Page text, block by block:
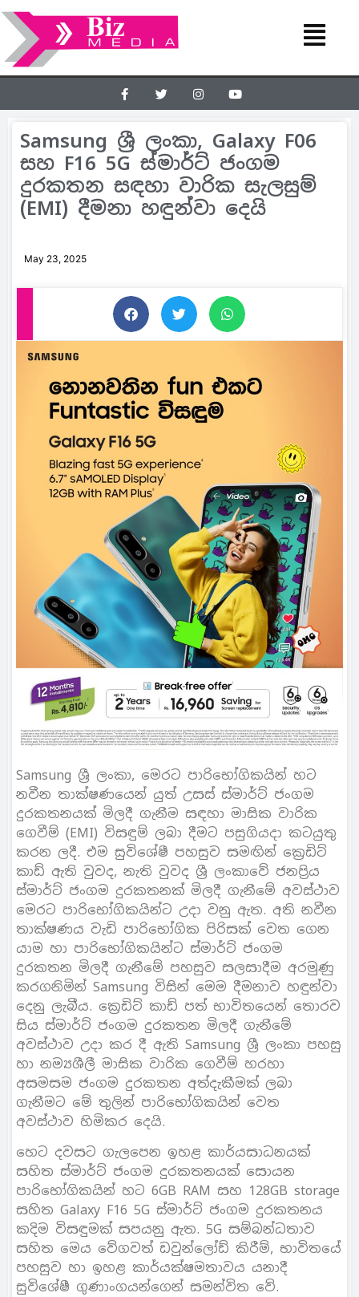
Samsung ශ්‍රී ලංකා, Galaxy F06
සහ F16 5G ස්මාර්ට් ජංගම
දුරකතන සඳහා වාරික සැලසුම්
(EMI) දීමනා හඳුන්වා දෙයි
May 23, 2025
Samsung ශ්‍රී ලංකා, මෙරට පාරිභෝගිකයින් හට
නවීන තාක්ෂණයෙන් යුත් උසස් ස්මාර්ට් ජංගම
දුරකතනයක් මිලදී ගැනීම සඳහා මාසික වාරික
ගෙවීම් (EMI) විසඳුම් ලබා දීමට පසුගියදා කටයුතු
කරන ලදී. එම සුවිශේෂී පහසුව සමඟින් ක්‍රෙඩිට්
කාඩ් ඇති වුවද, නැති වුවද ශ්‍රී ලංකාවේ ජනප්‍රිය
ස්මාර්ට් ජංගම දුරකතනක් මිලදී ගැනීමේ අවස්ථාව
මෙරට පාරිභෝගිකයින්ට උදා වනු ඇත. අති නවීන
තාක්ෂණය වැඩි පාරිභෝගික පිරිසක් වෙත ගෙන
යාම හා පාරිභෝගිකයින්ට ස්මාර්ට් ජංගම
දුරකතන මිලදී ගැනීමේ පහසුව සලසාදීම අරමුණු
කරගනිමින් Samsung විසින් මෙම දීමනාව හඳුන්වා
දෙනු ලැබීය. ක්‍රෙඩිට් කාඩ් පත් භාවිතයෙන් තොරව
සිය ස්මාර්ට් ජංගම දුරකතන මිලදී ගැනීමේ
අවස්ථාව උදා කර දී ඇති Samsung ශ්‍රී ලංකා පහසු
හා නම්‍යශීලී මාසික වාරික ගෙවීම් හරහා
අසමසම ජංගම දුරකතන අත්දැකීමක් ලබා
ගැනීමට මේ තුලින් පාරිභෝගිකයින් වෙත
අවස්ථාව හිමිකර දෙයි.
හෙට දවසට ගැලපෙන ඉහළ කාර්යසාධනයක්
සහිත ස්මාර්ට් ජංගම දුරකතනයක් සොයන
පාරිභෝගිකයින් හට 6GB RAM සහ 128GB storage
සහිත Galaxy F16 5G ස්මාර්ට් ජංගම දුරකතනය
කදිම විසඳුමක් සපයනු ඇත. 5G සම්බන්ධතාව
සහිත මෙය වේගවත් ඩවුන්ලෝඩ් කිරීම්, භාවිතයේ
පහසුව හා ඉහළ කාර්යක්ෂමතාවය යනාදී
සුවිශේෂී ගුණාංගයන්ගෙන් සමන්විත වේ.